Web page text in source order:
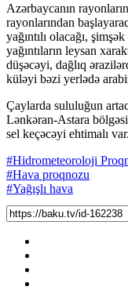
Azərbaycanın
rayonlarından
yağıntılı olacağı,
yağıntıların leysan
düşəcəyi, dağlıq
küləyi bəzi yerlədə
Çaylarda sululuğun
Lənkəran-Astara
sel keçəcəyi ehtimalı var.
#Hidrometeoroloji
#Hava proqnozu
#Yağışlı hava